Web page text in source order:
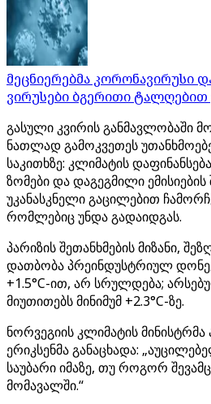
მეცნიერებმა კორონავირუსი
ვირუსები ბგერითი ტალღებით
გასული კვირის განმავლობაში
ნათლად გამოკვეთეს
საკითხზე: კლიმატის
ზომები და დაგეგმილი ემისიების
უკანასკნელი გაცილებით
რომლებიც უნდა გადაიდგას.
პარიზის შეთანხმების მიზანი,
დათბობა პრეინდუსტრიულ
+1.5°C-ით, არ სრულდება;
მიუთითებს მინიმუმ +2.3°C-ზე.
ნორვეგიის კლიმატის
ერიკსენმა განაცხადა:
საუბარი იმაზე, თუ როგორ
მომავალში.“